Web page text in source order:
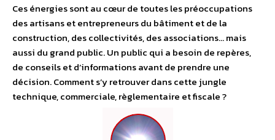
Ces énergies sont au cœur de toutes les préoccupations
des artisans et entrepreneurs du bâtiment et de la
construction, des collectivités, des associations… mais
aussi du grand public. Un public qui a besoin de repères,
de conseils et d’informations avant de prendre une
décision. Comment s’y retrouver dans cette jungle
technique, commerciale, règlementaire et fiscale ?